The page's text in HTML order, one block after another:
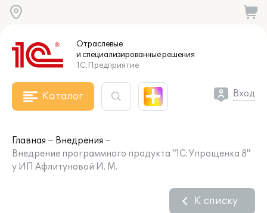
Отраслевые
и специализированныерешения
1С:Предприятие
Каталог Вход
Главная
Внедрения
Внедрение программного продукта "1С:Упрощенка 8"
у ИП Афлитуновой И. М.
К списку